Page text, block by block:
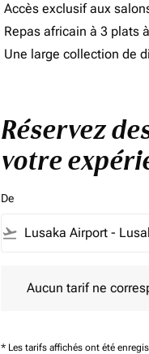
Accès exclusif aux
Repas africain à 3 plats
Une large collection de
Réservez
votre
De
flight_takeoff
Aucun tarif ne
* Les tarifs affichés ont été